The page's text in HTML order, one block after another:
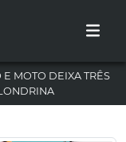
MOTO DEIXA TRÊS